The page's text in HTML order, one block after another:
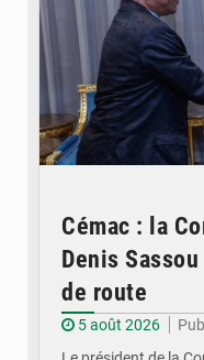
Cémac : la
Denis
de route
5 août 2026